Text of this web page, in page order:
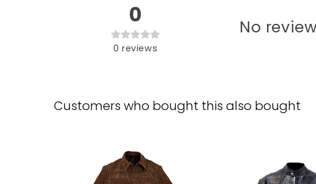
0
0 reviews
No
Customers who bought this also bought